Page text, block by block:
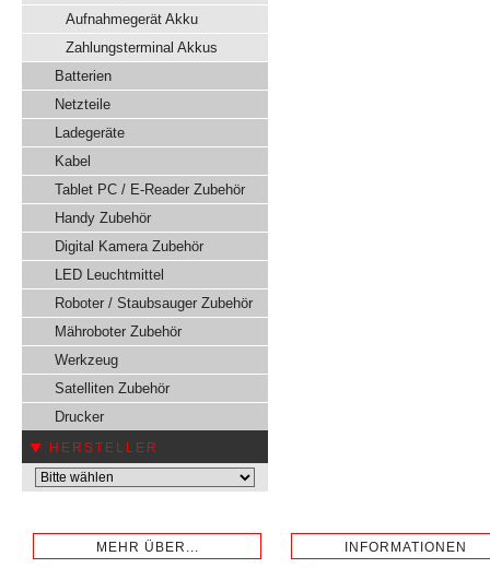
Aufnahmegerät Akku
Zahlungsterminal Akkus
Batterien
Netzteile
Ladegeräte
Kabel
Tablet PC / E-Reader Zubehör
Handy Zubehör
Digital Kamera Zubehör
LED Leuchtmittel
Roboter / Staubsauger Zubehör
Mähroboter Zubehör
Werkzeug
Satelliten Zubehör
Drucker
HERSTELLER
MEHR ÜBER... INFORMATIONEN